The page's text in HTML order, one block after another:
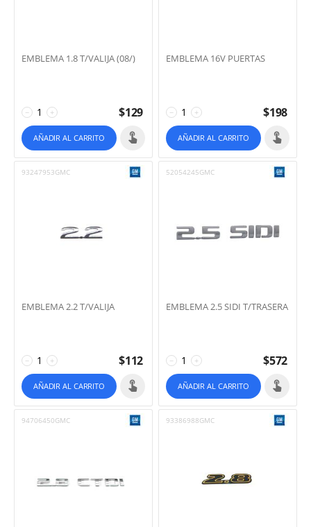
EMBLEMA 1.8 T/VALIJA (08/)
+
− $129
AÑADIR AL CARRITO
EMBLEMA 16V PUERTAS
+
− $198
AÑADIR AL CARRITO
93247953GMC
EMBLEMA 2.2 T/VALIJA
+
− $112
AÑADIR AL CARRITO
52054245GMC
EMBLEMA 2.5 SIDI T/TRASERA
+
− $572
AÑADIR AL CARRITO
94706450GMC 93386988GMC